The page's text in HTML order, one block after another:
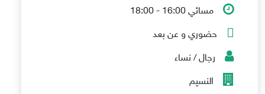
مسائي 16:00 - 18:00
حضوري و عن بعد
رجال / نساء
النسيم